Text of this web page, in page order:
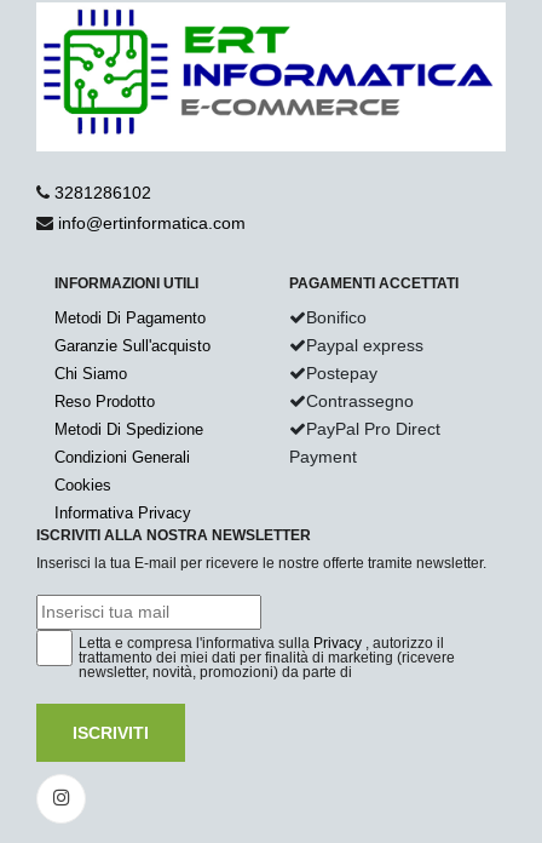
3281286102
info@ertinformatica.com
INFORMAZIONI UTILI
Metodi Di Pagamento
Garanzie Sull'acquisto
Chi Siamo
Reso Prodotto
Metodi Di Spedizione
Condizioni Generali
Cookies
Informativa Privacy
PAGAMENTI ACCETTATI
Bonifico
Paypal express
Postepay
Contrassegno
PayPal Pro Direct
Payment
ISCRIVITI ALLA NOSTRA NEWSLETTER
Inserisci la tua E-mail per ricevere le nostre offerte tramite newsletter.
Letta e compresa l'informativa sulla Privacy , autorizzo il
trattamento dei miei dati per finalità di marketing (ricevere
newsletter, novità, promozioni) da parte di
ISCRIVITI